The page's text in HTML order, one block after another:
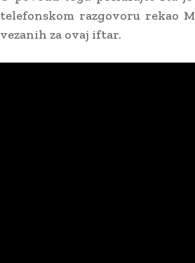
telefonskom razgovoru rekao
vezanih za ovaj iftar.